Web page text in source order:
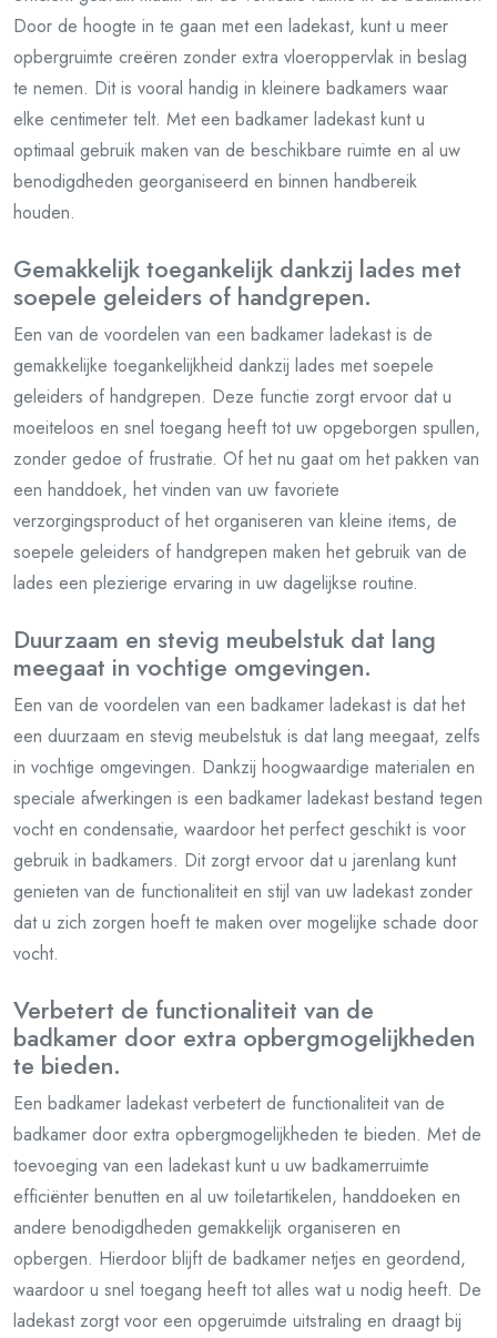
Door de hoogte in te gaan met een ladekast, kunt u meer
opbergruimte creëren zonder extra vloeroppervlak in beslag
te nemen. Dit is vooral handig in kleinere badkamers waar
elke centimeter telt. Met een badkamer ladekast kunt u
optimaal gebruik maken van de beschikbare ruimte en al uw
benodigdheden georganiseerd en binnen handbereik
houden.
Gemakkelijk toegankelijk dankzij lades met
soepele geleiders of handgrepen.
Een van de voordelen van een badkamer ladekast is de
gemakkelijke toegankelijkheid dankzij lades met soepele
geleiders of handgrepen. Deze functie zorgt ervoor dat u
moeiteloos en snel toegang heeft tot uw opgeborgen spullen,
zonder gedoe of frustratie. Of het nu gaat om het pakken van
een handdoek, het vinden van uw favoriete
verzorgingsproduct of het organiseren van kleine items, de
soepele geleiders of handgrepen maken het gebruik van de
lades een plezierige ervaring in uw dagelijkse routine.
Duurzaam en stevig meubelstuk dat lang
meegaat in vochtige omgevingen.
Een van de voordelen van een badkamer ladekast is dat het
een duurzaam en stevig meubelstuk is dat lang meegaat, zelfs
in vochtige omgevingen. Dankzij hoogwaardige materialen en
speciale afwerkingen is een badkamer ladekast bestand tegen
vocht en condensatie, waardoor het perfect geschikt is voor
gebruik in badkamers. Dit zorgt ervoor dat u jarenlang kunt
genieten van de functionaliteit en stijl van uw ladekast zonder
dat u zich zorgen hoeft te maken over mogelijke schade door
vocht.
Verbetert de functionaliteit van de
badkamer door extra opbergmogelijkheden
te bieden.
Een badkamer ladekast verbetert de functionaliteit van de
badkamer door extra opbergmogelijkheden te bieden. Met de
toevoeging van een ladekast kunt u uw badkamerruimte
efficiënter benutten en al uw toiletartikelen, handdoeken en
andere benodigdheden gemakkelijk organiseren en
opbergen. Hierdoor blijft de badkamer netjes en geordend,
waardoor u snel toegang heeft tot alles wat u nodig heeft. De
ladekast zorgt voor een opgeruimde uitstraling en draagt bij